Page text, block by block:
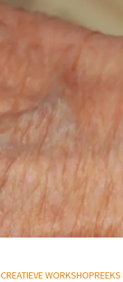
CREATIEVE WORKSHOPREEKS